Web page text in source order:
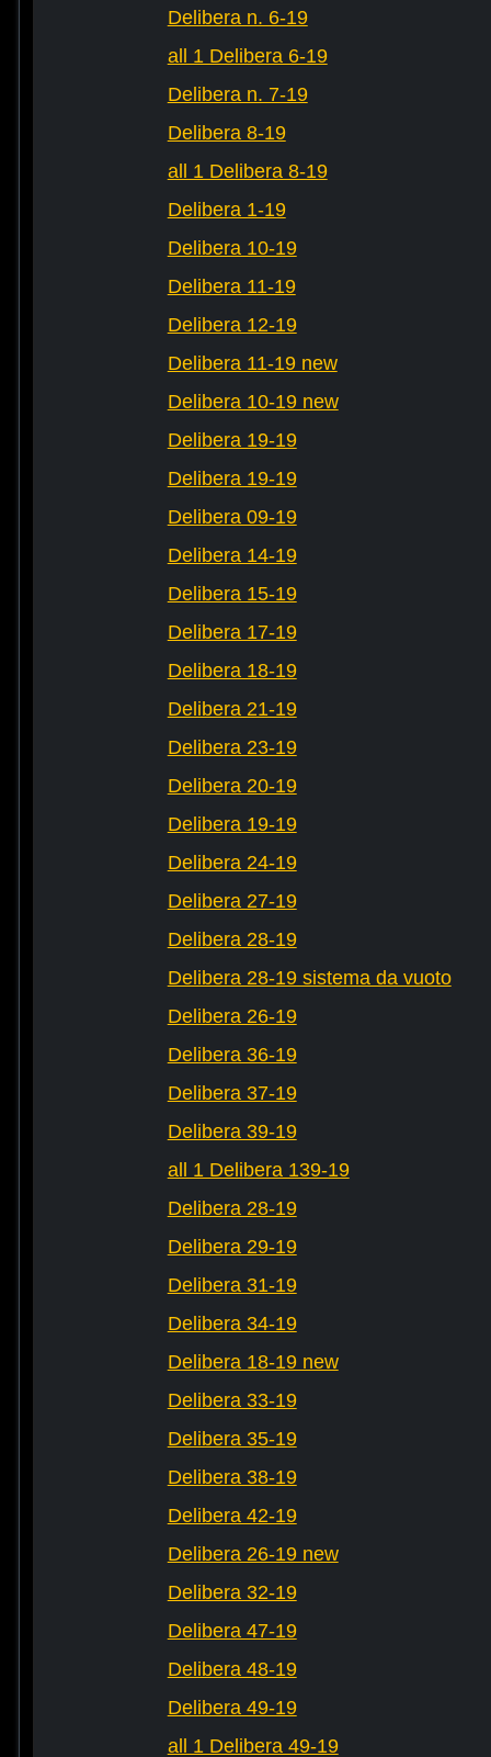
Delibera n. 6-19
all 1 Delibera 6-19
Delibera n. 7-19
Delibera 8-19
all 1 Delibera 8-19
Delibera 1-19
Delibera 10-19
Delibera 11-19
Delibera 12-19
Delibera 11-19 new
Delibera 10-19 new
Delibera 19-19
Delibera 19-19
Delibera 09-19
Delibera 14-19
Delibera 15-19
Delibera 17-19
Delibera 18-19
Delibera 21-19
Delibera 23-19
Delibera 20-19
Delibera 19-19
Delibera 24-19
Delibera 27-19
Delibera 28-19
Delibera 28-19 sistema da vuoto
Delibera 26-19
Delibera 36-19
Delibera 37-19
Delibera 39-19
all 1 Delibera 139-19
Delibera 28-19
Delibera 29-19
Delibera 31-19
Delibera 34-19
Delibera 18-19 new
Delibera 33-19
Delibera 35-19
Delibera 38-19
Delibera 42-19
Delibera 26-19 new
Delibera 32-19
Delibera 47-19
Delibera 48-19
Delibera 49-19
all 1 Delibera 49-19